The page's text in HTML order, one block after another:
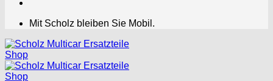
Mit Scholz bleiben Sie Mobil.